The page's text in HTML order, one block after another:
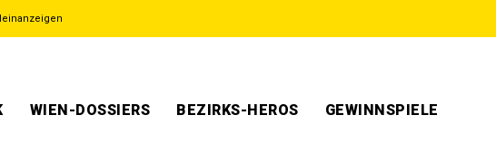
WIEN-DOSSIERS BEZIRKS-HEROS GEWINNSPIELE